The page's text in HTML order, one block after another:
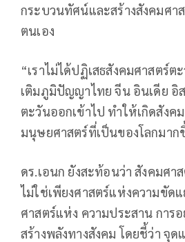
กระบวนทัศน์และสร้างสังคมศา
ตนเอง
“เราไม่ได้ปฏิเสธสังคมศาสตร์ต
เติมภูมิปัญญาไทย จีน อินเดีย
ตะวันออกเข้าไป ทำให้เกิดสังค
มนุษยศาสตร์ที่เป็นของโลกมาก
ดร.เอนก ยังสะท้อนว่า สังคมศา
ไม่ใช่เพียงศาสตร์แห่งความขัด
ศาสตร์แห่ง ความประสาน การ
สร้างพลังทางสังคม โดยชี้ว่า จุ